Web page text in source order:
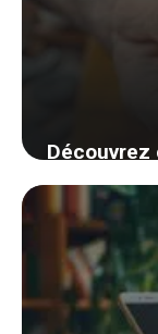
objet
smartphone
6 septembre